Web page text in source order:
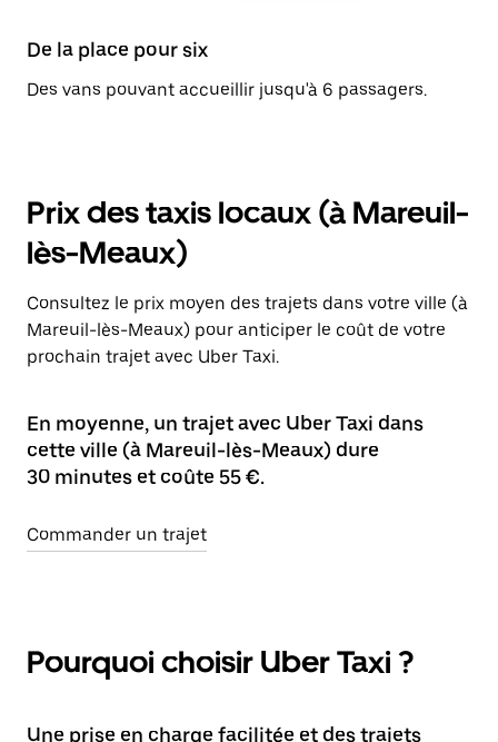
De la place pour six
Des vans pouvant accueillir jusqu'à 6 passagers.
Prix des taxis locaux (à Mareuil-
lès-Meaux)
Consultez le prix moyen des trajets dans votre ville (à
Mareuil-lès-Meaux) pour anticiper le coût de votre
prochain trajet avec Uber Taxi.
En moyenne, un trajet avec Uber Taxi dans
cette ville (à Mareuil-lès-Meaux) dure
30 minutes et coûte 55 €.
Commander un trajet
Pourquoi choisir Uber Taxi ?
Une prise en charge facilitée et des trajets